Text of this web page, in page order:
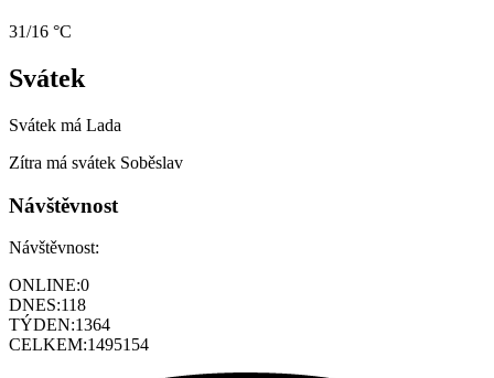
31/16 °C
Svátek
Svátek má Lada
Zítra má svátek Soběslav
Návštěvnost
Návštěvnost:
ONLINE:0
DNES:118
TÝDEN:1364
CELKEM:1495154